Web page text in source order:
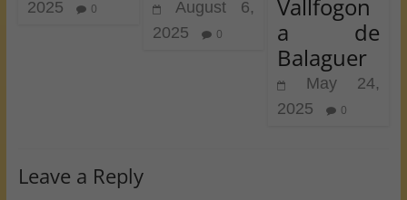
2025
0
August 6,
2025
0
Vallfogon
a de
Balaguer
May 24,
2025
0
Leave a Reply